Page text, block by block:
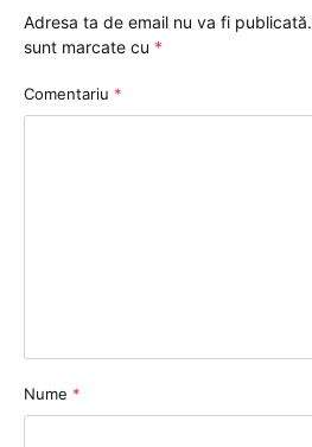
Adresa ta de email nu va fi publicată.
sunt marcate cu *
Comentariu *
Nume *